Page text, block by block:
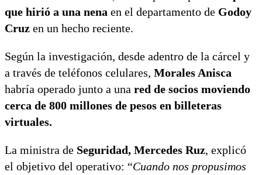
que hirió a una nena en el departamento de Godoy
Cruz en un hecho reciente.
Según la investigación, desde adentro de la cárcel y
a través de teléfonos celulares, Morales Anisca
habría operado junto a una red de socios moviendo
cerca de 800 millones de pesos en billeteras
virtuales.
La ministra de Seguridad, Mercedes Ruz, explicó
el objetivo del operativo: “Cuando nos propusimos